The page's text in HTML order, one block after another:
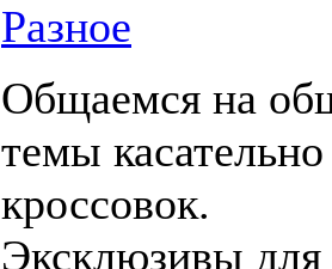
Разное
Общаемся на
темы касательно
кроссовок.
Эксклюзивы для